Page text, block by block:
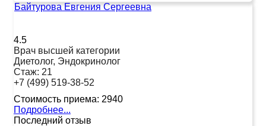
Байтурова Евгения Сергеевна
4.5
Врач высшей категории
Диетолог, Эндокринолог
Стаж: 21
+7 (499) 519-38-52
Стоимость приема: 2940
Подробнее...
Последний отзыв